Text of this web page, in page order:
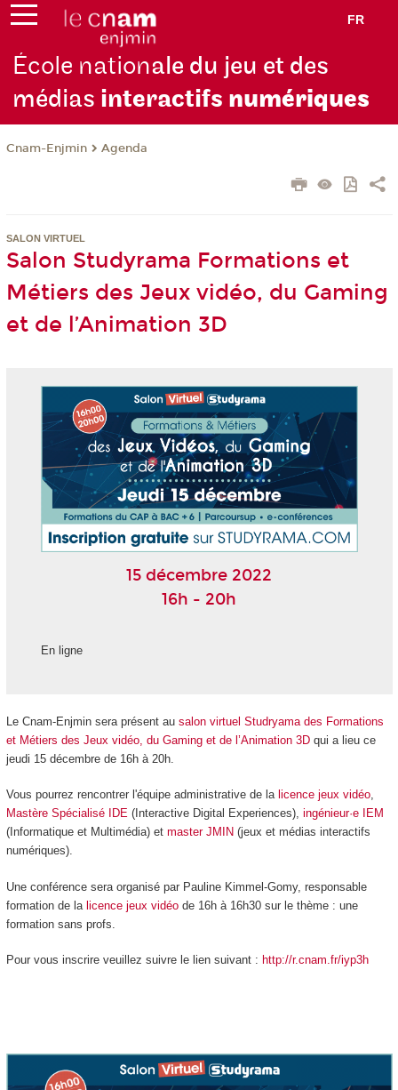
FR
École nationale du jeu et des
médias interactifs numériques
Cnam-Enjmin Agenda
SALON VIRTUEL
Salon Studyrama Formations et
Métiers des Jeux vidéo, du Gaming
et de l’Animation 3D
15 décembre 2022
16h - 20h
En ligne
Le Cnam-Enjmin sera présent au salon virtuel Studryama des Formations
et Métiers des Jeux vidéo, du Gaming et de l’Animation 3Dqui a lieu ce
jeudi 15 décembre de 16h à 20h.
Vous pourrez rencontrer l'équipe administrative de la licence jeux vidéo,
Mastère Spécialisé IDE(Interactive Digital Experiences), ingénieur·e IEM
(Informatique et Multimédia) et master JMIN (jeux et médias interactifs
numériques).
Une conférence sera organisé par Pauline Kimmel-Gomy, responsable
formation de la licence jeux vidéode 16h à 16h30 sur le thème : une
formation sans profs.
Pour vous inscrire veuillez suivre le lien suivant : http://r.cnam.fr/iyp3h